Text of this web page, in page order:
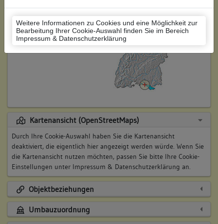
Weitere Informationen zu Cookies und eine Möglichkeit zur
Bearbeitung Ihrer Cookie-Auswahl finden Sie im Bereich
Impressum & Datenschutzerklärung
Lage des Wohnplatzes:
Kartenansicht (OpenStreetMaps)
Durch Ihre Cookie-Auswahl haben Sie die Kartenansicht
deaktiviert, die eigentlich hier angezeigt werden würde. Wenn Sie
die Kartenansicht nutzen möchten, passen Sie bitte Ihre Cookie-
Einstellungen unter Impressum & Datenschutzerklärung an.
Objektbeziehungen
Umbauzuordnung